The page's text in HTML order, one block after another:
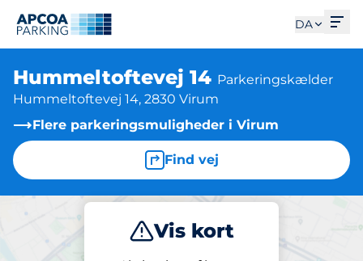
DA
Hummeltoftevej 14 Parkeringskælder
Hummeltoftevej 14, 2830 Virum
Flere parkeringsmuligheder i Virum
Find vej
Vis kort
Parkering Opladning Abonnement